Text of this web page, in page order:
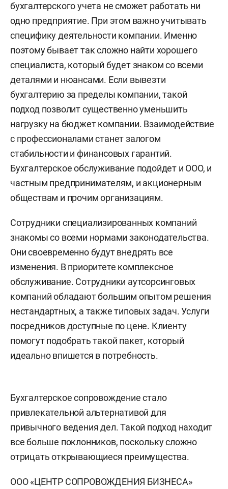
бухгалтерского учета не сможет работать ни
одно предприятие. При этом важно учитывать
специфику деятельности компании. Именно
поэтому бывает так сложно найти хорошего
специалиста, который будет знаком со всеми
деталями и нюансами. Если вывезти
бухгалтерию за пределы компании, такой
подход позволит существенно уменьшить
нагрузку на бюджет компании. Взаимодействие
с профессионалами станет залогом
стабильности и финансовых гарантий.
Бухгалтерское обслуживание подойдет и ООО, и
частным предпринимателям, и акционерным
обществам и прочим организациям.
Сотрудники специализированных компаний
знакомы со всеми нормами законодательства.
Они своевременно будут внедрять все
изменения. В приоритете комплексное
обслуживание. Сотрудники аутсорсинговых
компаний обладают большим опытом решения
нестандартных, а также типовых задач. Услуги
посредников доступные по цене. Клиенту
помогут подобрать такой пакет, который
идеально впишется в потребность.
Бухгалтерское сопровождение стало
привлекательной альтернативой для
привычного ведения дел. Такой подход находит
все больше поклонников, поскольку сложно
отрицать открывающиеся преимущества.
ООО «ЦЕНТР СОПРОВОЖДЕНИЯ БИЗНЕСА»